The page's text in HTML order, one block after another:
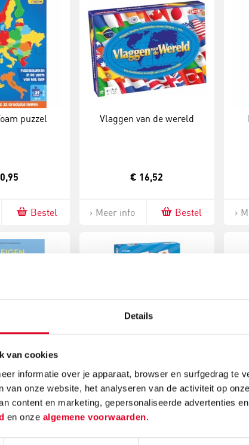
Details
van cookies
informatie over je apparaat, browser en surfgedrag te
van onze website, het analyseren van de activiteit op
content en marketing, gepersonaliseerde advertenties
en onze algemene voorwaarden.
puzzel
Bestel
Vlaggen van de wereld
€ 16,52
Meer info Bestel
Bosatlas |
Nederland
Loco maxi | Starterspakket